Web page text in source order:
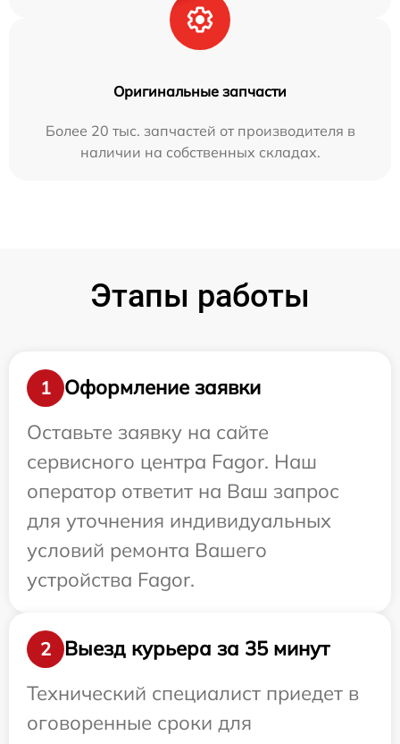
Оригинальные запчасти
Более 20 тыс. запчастей от производителя в
наличии на собственных складах.
Этапы работы
1
Оформление заявки
Оставьте заявку на сайте
сервисного центра Fagor. Наш
оператор ответит на Ваш запрос
для уточнения индивидуальных
условий ремонта Вашего
устройства Fagor.
2
Выезд курьера за 35 минут
Технический специалист приедет в
оговоренные сроки для